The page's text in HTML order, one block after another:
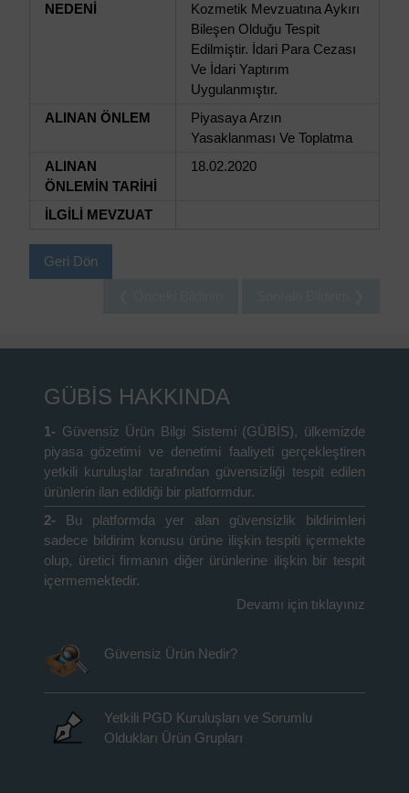
NEDENİ
Kozmetik Mevzuatına Aykırı
Bileşen Olduğu Tespit
Edilmiştir. İdari Para Cezası
Ve İdari Yaptırım
Uygulanmıştır.
ALINAN ÖNLEM
Piyasaya Arzın
Yasaklanması Ve Toplatma
ALINAN
ÖNLEMİN TARİHİ
18.02.2020
İLGİLİ MEVZUAT
Geri Dön
GÜBİS HAKKINDA
1- Güvensiz Ürün Bilgi Sistemi (GÜBİS), ülkemizde
piyasa gözetimi ve denetimi faaliyeti gerçekleştiren
yetkili kuruluşlar tarafından güvensizliği tespit edilen
ürünlerin ilan edildiği bir platformdur.
2-
Bu platformda yer alan güvensizlik bildirimleri
sadece bildirim konusu ürüne ilişkin tespiti içermekte
olup, üretici firmanın diğer ürünlerine ilişkin bir tespit
içermemektedir.
Devamı için tıklayınız
Güvensiz Ürün Nedir?
Yetkili PGD Kuruluşları ve Sorumlu
Oldukları Ürün Grupları